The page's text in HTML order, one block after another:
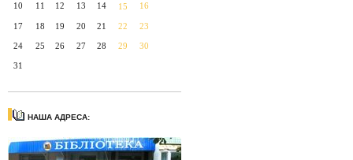
10 11 12 13 14 15 16
17 18 19 20 21 22 23
24 25 26 27 28 29 30
31
НАША АДРЕСА: